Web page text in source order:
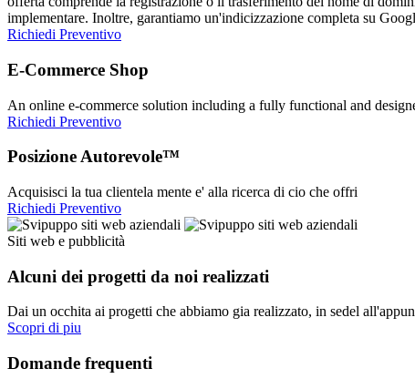
implementare. Inoltre, garantiamo un'indicizzazione completa su
Richiedi Preventivo
E-Commerce Shop
An online e-commerce solution including a fully functional and
Richiedi Preventivo
Posizione Autorevole™
Acquisisci la tua clientela mente e' alla ricerca di cio che offri
Richiedi Preventivo
Siti web e pubblicità
Alcuni dei progetti da noi realizzati
Dai un occhita ai progetti che abbiamo gia realizzato, in sedel
Scopri di piu
Domande frequenti